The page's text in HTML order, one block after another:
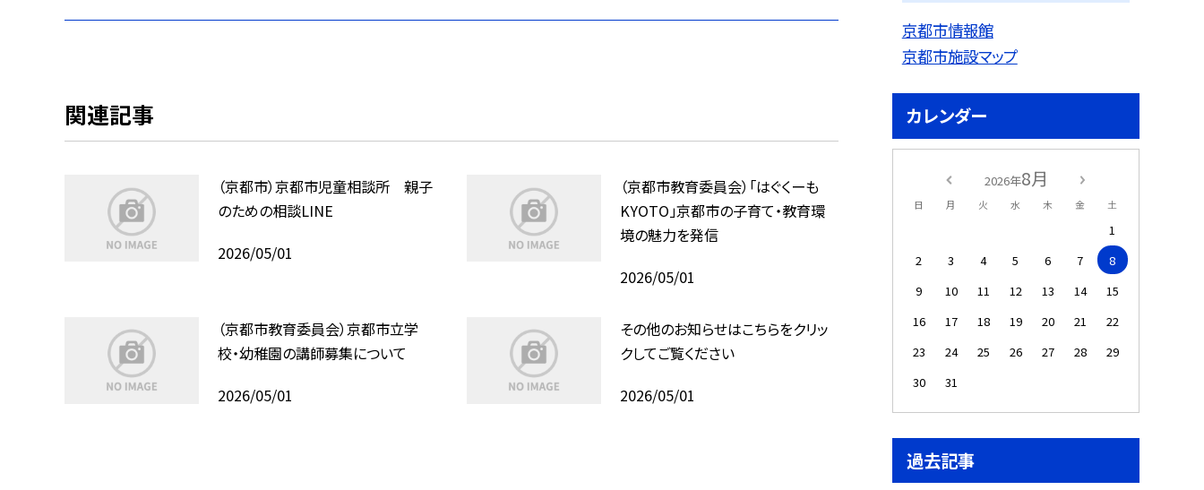
関連記事
（京都市）京都市児童相談所 親子
のための相談LINE
2026/05/01
（京都市教育委員会）「はぐくーも
KYOTO」京都市の子育て・教育環
境の魅力を発信
2026/05/01
（京都市教育委員会）京都市立学
校・幼稚園の講師募集について
2026/05/01
その他のお知らせはこちらをクリッ
クしてご覧ください
2026/05/01
京都市情報館
京都市施設マップ
カレンダー
2026年8月
日 月 火 水 木 金 土
1
2
3 4 5 6 7
8
9
10 11 12 13 14
15
16
17 18 19 20 21
22
23
24 25 26 27 28
29
30
31
過去記事